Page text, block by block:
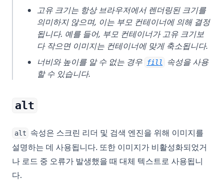
고유 크기는 항상 브라우저에서 렌더링된 크기를
의미하지 않으며, 이는 부모 컨테이너에 의해 결정
됩니다. 예를 들어, 부모 컨테이너가 고유 크기보
다 작으면 이미지는 컨테이너에 맞게 축소됩니다.
너비와 높이를 알 수 없는 경우
fill
속성을 사용
할 수 있습니다.
alt
alt
속성은 스크린 리더 및 검색 엔진을 위해 이미지를
설명하는 데 사용됩니다. 또한 이미지가 비활성화되었거
나 로드 중 오류가 발생했을 때 대체 텍스트로 사용됩니
다.